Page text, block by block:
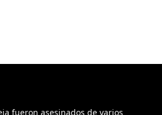
fueron asesinados de varios